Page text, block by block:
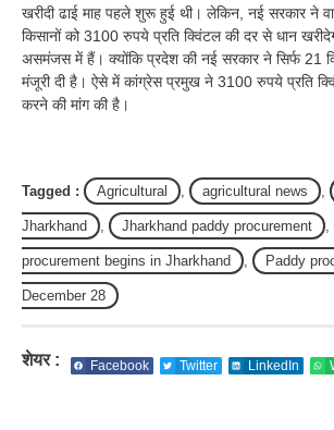
खरीदी ढाई माह पहले शुरू हुई थी। लेकिन, नई सरकार ने
किसानों को 3100 रुपये प्रति क्विंटल की दर से धान
असमंजस में हैं। क्योंकि प्रदेश की नई सरकार ने सिर्फ 21
मंजूरी दी है। ऐसे में कांग्रेस प्रमुख ने 3100 रुपये प्रति
करने की मांग की है।
Tagged : Agricultural agricultural news
Jharkhand Jharkhand paddy procurement
procurement begins in Jharkhand Paddy
December 28
शेयर : Facebook Twitter LinkedIn